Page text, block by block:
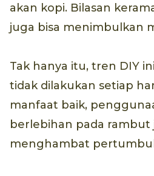
akan kopi. Bilasan
juga bisa menimbulkan
Tak hanya itu, tren DIY
tidak dilakukan setiap
manfaat baik,
berlebihan pada rambut
menghambat